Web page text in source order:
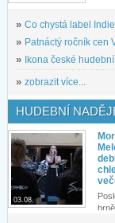
» Co chystá label
» Patnáctý ročník cen
»
Ikona české
» zobrazit více...
HUDEBNÍ
03.08.